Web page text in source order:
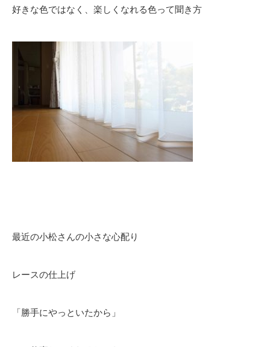
好きな色ではなく、楽しくなれる色って聞き方
最近の小松さんの小さな心配り
レースの仕上げ
「勝手にやっといたから」